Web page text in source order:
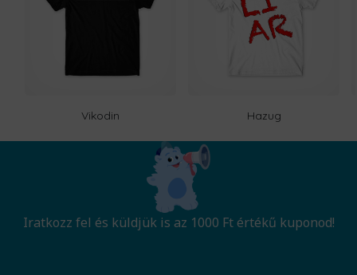
Vikodin Hazug
Iratkozz fel és küldjük is az 1000 Ft értékű kuponod!